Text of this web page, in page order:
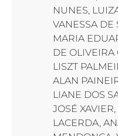
NUNES,
VANESSA DE
MARIA
DE OLIVEIRA
LISZT
ALAN
LIANE DOS
JOSÉ
LACERDA,